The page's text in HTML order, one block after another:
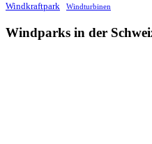
Windkraftpark Windturbinen
Windparks in der